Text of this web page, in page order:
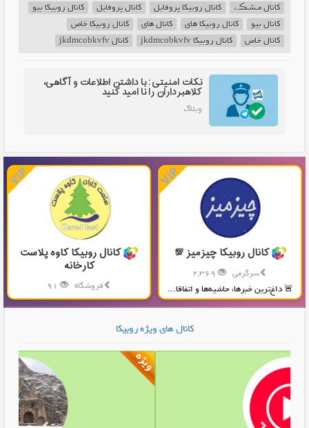
کانال مـشـڪے
کانال روبیکا پروفایل کانال پروفایل
کانال روبیکا بیو
کانال بیو
کانال روبیکا های کانال های
کانال روبیکا خاص
کانال خاص
کانال روبیکا jkdmcobkvfv کانال jkdmcobkvfv
نکات امنیتی: با داشتن اطلاعات و آگاهی،
کلاهبرداران را نا امید کنید
وبلاگ
کانال روبیکا چیزمیز 💯
سرگرمی
🚨 داغ‌ترین خبرها، حاشیه‌ها و اتفاقا...
کانال روبیکا کاوه پلاست
کارخانه
فروشگاه
تولید و پخش محصولات پلاستیکی...
کانال های ویژه روبیکا